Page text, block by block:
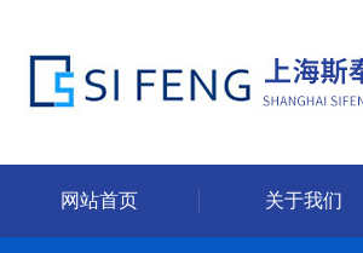
网站首页 关于我们